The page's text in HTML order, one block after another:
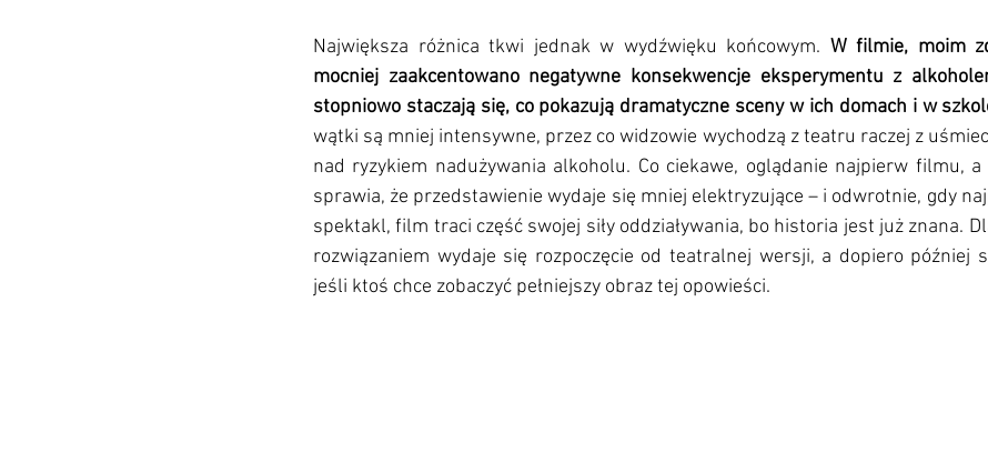
Największa różnica tkwi jednak w wydźwięku końcowym. W filmie, moim
mocniej zaakcentowano negatywne konsekwencje eksperymentu z
stopniowo staczają się, co pokazują dramatyczne sceny w ich domach i w
wątki są mniej intensywne, przez co widzowie wychodzą z teatru raczej z
nad ryzykiem nadużywania alkoholu. Co ciekawe, oglądanie najpierw filmu,
sprawia, że przedstawienie wydaje się mniej elektryzujące – i odwrotnie, gdy
spektakl, film traci część swojej siły oddziaływania, bo historia jest już znana.
rozwiązaniem wydaje się rozpoczęcie od teatralnej wersji, a dopiero później
jeśli ktoś chce zobaczyć pełniejszy obraz tej opowieści.